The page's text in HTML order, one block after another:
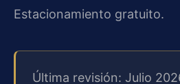
Estacionamiento gratuito.
Última revisión: Julio